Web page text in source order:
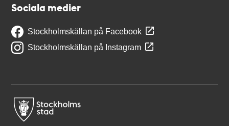
Sociala medier
Stockholmskällan på Facebook
Stockholmskällan på Instagram